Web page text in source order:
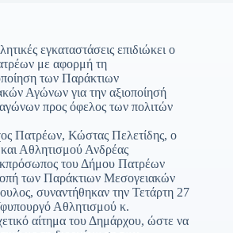
εγκαταστάσεις επιδιώκει ο
με αφορμή τη
των Παράκτιων
Αγώνων για την αξιοποίησή
προς όφελος των πολιτών
Πατρέων, Κώστας Πελετίδης, ο
Αθλητισμού Ανδρέας
του Δήμου Πατρέων
των Παράκτιων Μεσογειακών
συναντήθηκαν την Τετάρτη 27
Αθλητισμού κ.
αίτημα του Δημάρχου, ώστε να